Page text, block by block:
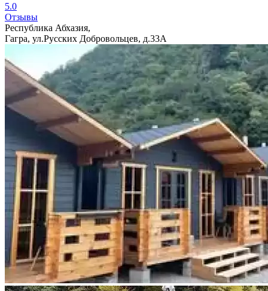
5.0
Отзывы
Республика Абхазия,
Гагра, ул.Русских Добровольцев, д.33А